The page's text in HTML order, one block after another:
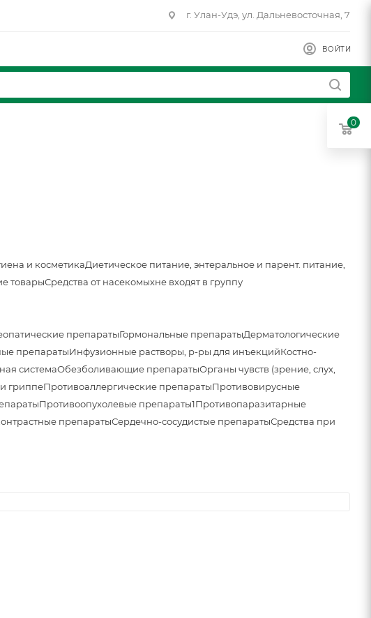
г. Улан-Удэ, ул. Дальневосточная, 7
ВОЙТИ
и косметикаДиетическое питание, энтеральное и парент. питание,
товарыСредства от насекомыхне входят в группу
препаратыГормональные препаратыДерматологические
препаратыИнфузионные растворы, р-ры для инъекцийКостно-
системаОбезболивающие препаратыОрганы чувств (зрение, слух,
гриппеПротивоаллергические препаратыПротивовирусные
Противоопухолевые препараты1Противопаразитарные
препаратыСердечно-сосудистые препаратыСредства при
0